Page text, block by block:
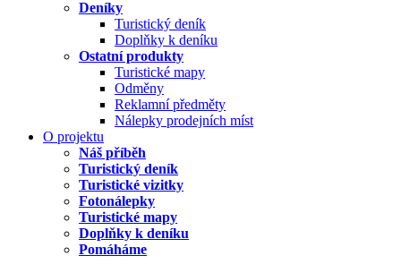
Deníky
Turistický deník
Doplňky k deníku
Ostatní produkty
Turistické mapy
Odměny
Reklamní předměty
Nálepky prodejních míst
O projektu
Náš příběh
Turistický deník
Turistické vizitky
Fotonálepky
Turistické mapy
Doplňky k deníku
Pomáháme